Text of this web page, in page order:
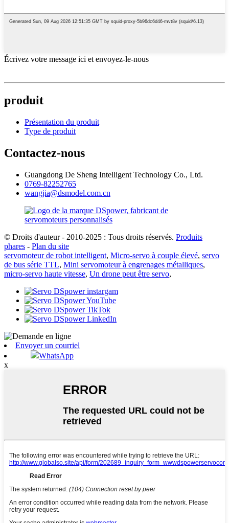
Écrivez votre message ici et envoyez-le-nous
produit
Présentation du produit
Type de produit
Contactez-nous
Guangdong De Sheng Intelligent Technology Co., Ltd.
0769-82252765
wangjia@dsmodel.com.cn
© Droits d'auteur - 2010-2025 : Tous droits réservés. Produits
phares - Plan du site
servomoteur de robot intelligent, Micro-servo à couple élevé, servo
de bus série TTL, Mini servomoteur à engrenages métalliques,
micro-servo haute vitesse, Un drone peut être servo,
Envoyer un courriel
WhatsApp
x